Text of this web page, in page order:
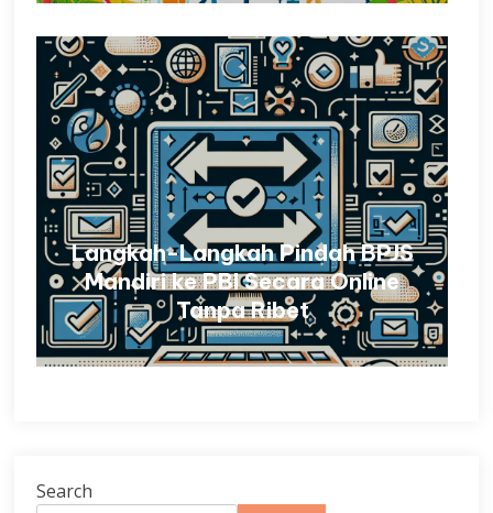
Langkah-Langkah Pindah BPJS
Mandiri ke PBI Secara Online
Tanpa Ribet
Search